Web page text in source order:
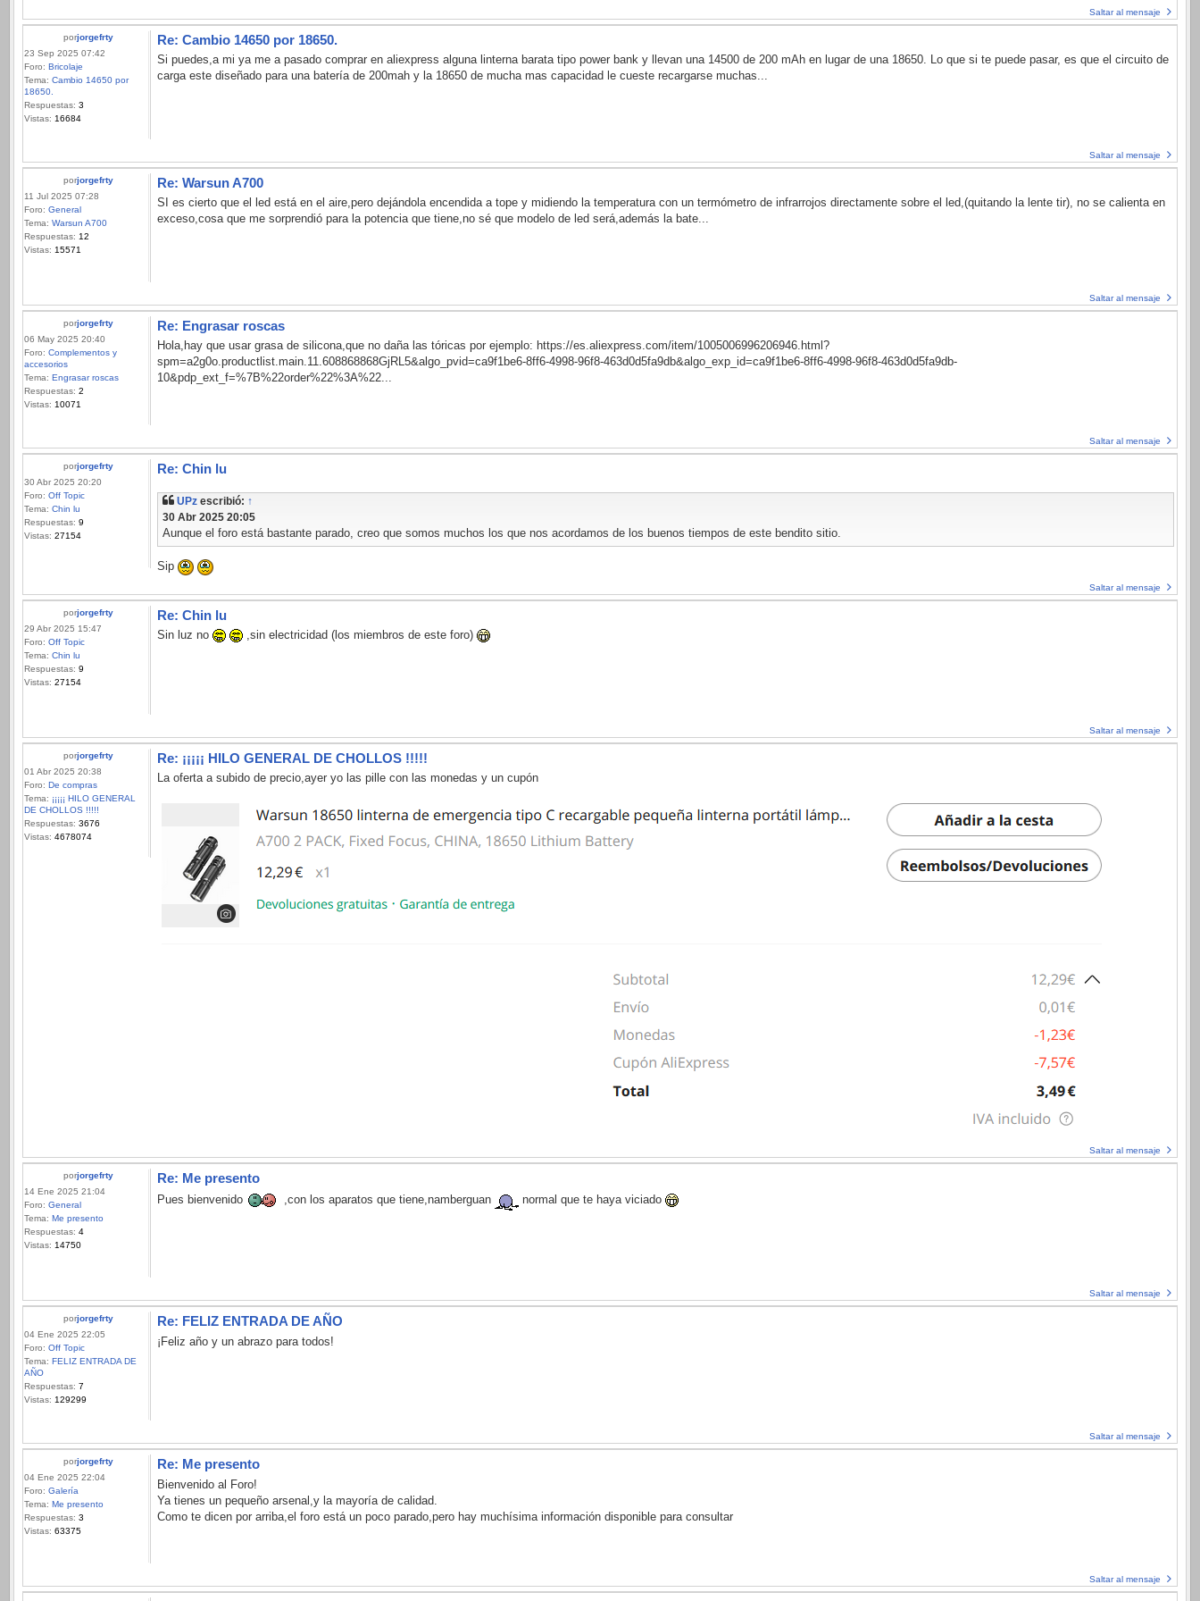
Saltar al mensaje
porjorgefrty
23 Sep 2025 07:42
Foro: Bricolaje
Tema: Cambio 14650 por
18650.
Respuestas: 3
Vistas: 16684
Re: Cambio 14650 por 18650.
Si puedes,a mi ya me a pasado comprar en aliexpress alguna linterna barata tipo power bank y llevan una 14500 de 200 mAh en lugar de una 18650. Lo que si te puede pasar, es que el circuito de
carga este diseñado para una batería de 200mah y la 18650 de mucha mas capacidad le cueste recargarse muchas...
Saltar al mensaje
porjorgefrty
11 Jul 2025 07:28
Foro: General
Tema: Warsun A700
Respuestas: 12
Vistas: 15571
Re: Warsun A700
SI es cierto que el led está en el aire,pero dejándola encendida a tope y midiendo la temperatura con un termómetro de infrarrojos directamente sobre el led,(quitando la lente tir), no se calienta en
exceso,cosa que me sorprendió para la potencia que tiene,no sé que modelo de led será,además la bate...
Saltar al mensaje
porjorgefrty
06 May 2025 20:40
Foro: Complementos y
accesorios
Tema: Engrasar roscas
Respuestas: 2
Vistas: 10071
Re: Engrasar roscas
Hola,hay que usar grasa de silicona,que no daña las tóricas por ejemplo: https://es.aliexpress.com/item/1005006996206946.html?
spm=a2g0o.productlist.main.11.608868868GjRL5&algo_pvid=ca9f1be6-8ff6-4998-96f8-463d0d5fa9db&algo_exp_id=ca9f1be6-8ff6-4998-96f8-463d0d5fa9db-
10&pdp_ext_f=%7B%22order%22%3A%22...
Saltar al mensaje
porjorgefrty
30 Abr 2025 20:20
Foro: Off Topic
Tema: Chin lu
Respuestas: 9
Vistas: 27154
Re: Chin lu
UPz escribió: ↑
30 Abr 2025 20:05
Aunque el foro está bastante parado, creo que somos muchos los que nos acordamos de los buenos tiempos de este bendito sitio.
Sip
Saltar al mensaje
porjorgefrty
29 Abr 2025 15:47
Foro: Off Topic
Tema: Chin lu
Respuestas: 9
Vistas: 27154
Re: Chin lu
Sin luz no ,sin electricidad (los miembros de este foro)
Saltar al mensaje
porjorgefrty
01 Abr 2025 20:38
Foro: De compras
Tema: ¡¡¡¡¡ HILO GENERAL
DE CHOLLOS !!!!!
Respuestas: 3676
Vistas: 4678074
Re: ¡¡¡¡¡ HILO GENERAL DE CHOLLOS !!!!!
La oferta a subido de precio,ayer yo las pille con las monedas y un cupón
Saltar al mensaje
porjorgefrty
14 Ene 2025 21:04
Foro: General
Tema: Me presento
Respuestas: 4
Vistas: 14750
Re: Me presento
Pues bienvenido ,con los aparatos que tiene,namberguan normal que te haya viciado
Saltar al mensaje
porjorgefrty
04 Ene 2025 22:05
Foro: Off Topic
Tema: FELIZ ENTRADA DE
AÑO
Respuestas: 7
Vistas: 129299
Re: FELIZ ENTRADA DE AÑO
¡Feliz año y un abrazo para todos!
Saltar al mensaje
porjorgefrty
04 Ene 2025 22:04
Foro: Galería
Tema: Me presento
Respuestas: 3
Vistas: 63375
Re: Me presento
Bienvenido al Foro!
Ya tienes un pequeño arsenal,y la mayoría de calidad.
Como te dicen por arriba,el foro está un poco parado,pero hay muchísima información disponible para consultar
Saltar al mensaje